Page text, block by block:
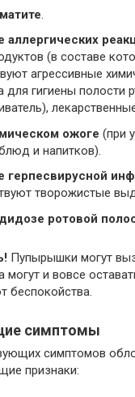
.
аллергических
(в составе
агрессивные
для гигиены полости
ожоге (при
и напитков).
герпесвирусной
творожистые
ротовой
Пупырышки могут
могут и вовсе
беспокойства.
симптомы
симптомов
признаки: